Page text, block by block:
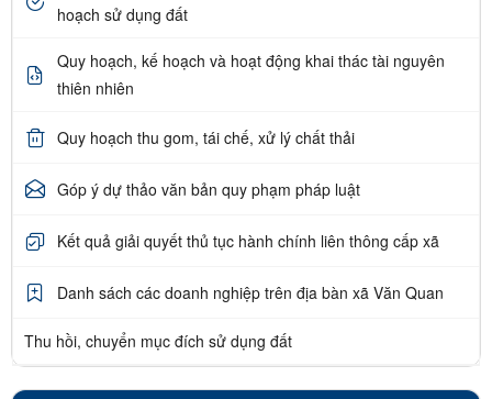
hoạch sử dụng đất
Quy hoạch, kế hoạch và hoạt động khai thác tài nguyên
thiên nhiên
Quy hoạch thu gom, tái chế, xử lý chất thải
Góp ý dự thảo văn bản quy phạm pháp luật
Kết quả giải quyết thủ tục hành chính liên thông cấp xã
Danh sách các doanh nghiệp trên địa bàn xã Văn Quan
Thu hồi, chuyển mục đích sử dụng đất